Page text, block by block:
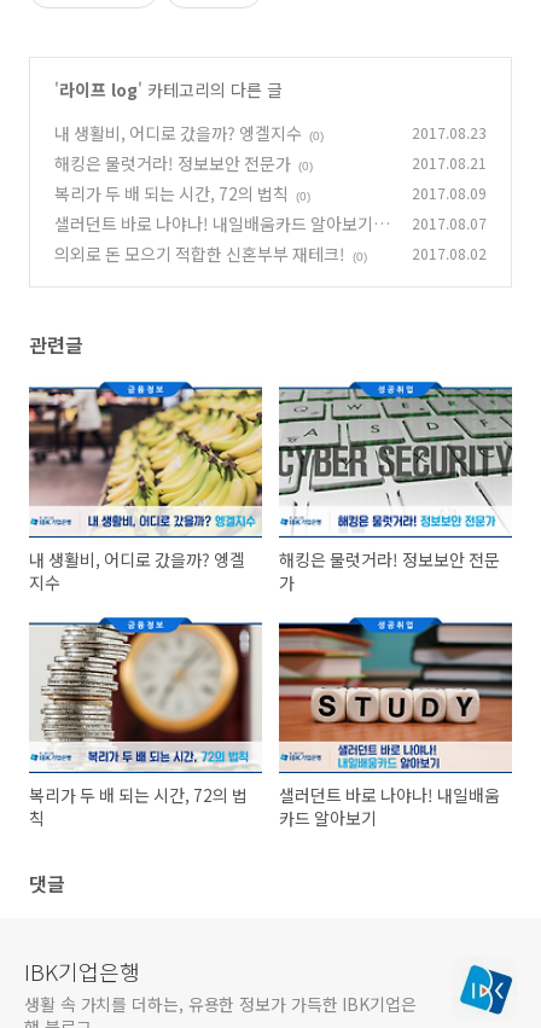
'라이프 log' 카테고리의 다른 글
내 생활비, 어디로 갔을까? 엥겔지수
(0) 2017.08.23
해킹은 물럿거라! 정보보안 전문가 (0) 2017.08.21
복리가 두 배 되는 시간, 72의 법칙 (0) 2017.08.09
샐러던트 바로 나야나! 내일배움카드 알아보기
(0)
2017.08.07
의외로 돈 모으기 적합한 신혼부부 재테크! (0) 2017.08.02
관련글
내 생활비, 어디로 갔을까? 엥겔
지수
해킹은 물럿거라! 정보보안 전문
가
복리가 두 배 되는 시간, 72의 법
칙
샐러던트 바로 나야나! 내일배움
카드 알아보기
댓글
IBK기업은행
생활 속 가치를 더하는, 유용한 정보가 가득한 IBK기업은